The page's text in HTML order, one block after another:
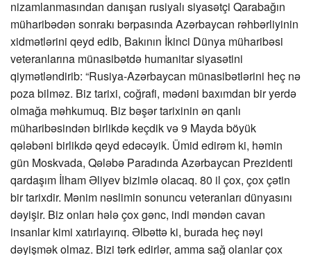
nizamlanmasından danışan rusiyalı siyasətçi Qarabağın
müharibədən sonrakı bərpasında Azərbaycan rəhbərliyinin
xidmətlərini qeyd edib, Bakının İkinci Dünya müharibəsi
veteranlarına münasibətdə humanitar siyasətini
qiymətləndirib: “Rusiya-Azərbaycan münasibətlərini heç nə
poza bilməz. Biz tarixi, coğrafi, mədəni baxımdan bir yerdə
olmağa məhkumuq. Biz bəşər tarixinin ən qanlı
müharibəsindən birlikdə keçdik və 9 Mayda böyük
qələbəni birlikdə qeyd edəcəyik. Ümid edirəm ki, həmin
gün Moskvada, Qələbə Paradında Azərbaycan Prezidenti
qardaşım İlham Əliyev bizimlə olacaq. 80 il çox, çox çətin
bir tarixdir. Mənim nəslimin sonuncu veteranları dünyasını
dəyişir. Biz onları hələ çox gənc, indi məndən cavan
insanlar kimi xatırlayırıq. Əlbəttə ki, burada heç nəyi
dəyişmək olmaz. Bizi tərk edirlər, amma sağ olanlar çox